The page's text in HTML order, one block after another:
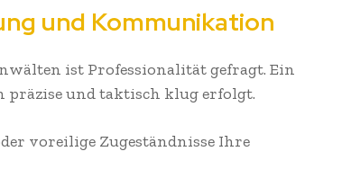
und Kommunikation
ist Professionalität gefragt. Ein
präzise und taktisch klug erfolgt.
voreilige Zugeständnisse Ihre